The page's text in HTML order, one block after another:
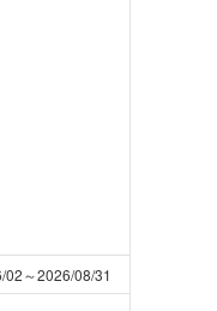
02～2026/08/31